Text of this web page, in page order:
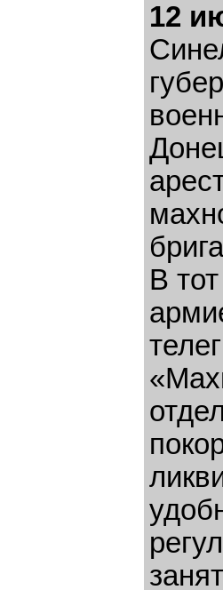
12
В